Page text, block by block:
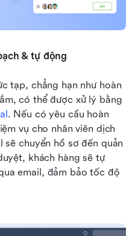
& tự động
tạp, chẳng hạn như hoàn
. Nếu có yêu cầu hoàn
vụ cho nhân viên dịch
chuyển hồ sơ đến quản
khách hàng sẽ tự
email, đảm bảo tốc độ